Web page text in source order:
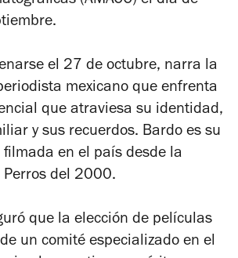
el 27 de octubre, narra la
mexicano que enfrenta
que atraviesa su identidad,
y sus recuerdos. Bardo es su
en el país desde la
Perros del 2000.
que la elección de películas
un comité especializado en el